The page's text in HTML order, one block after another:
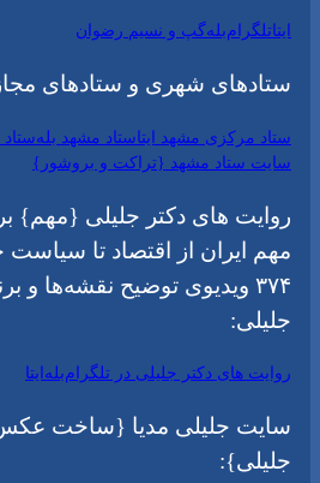
ایتاتلگرامبلهگپ و نسیم رضوان
ستادهای شهری و ستادهای
ستاد مرکزی مشهد ایتاستاد مشهد بله
سایت ستاد مشهد {تراکت و بروشور}
مهم ایران از اقتصاد تا
۳۷۴ ویدیوی توضیح نقشه‌ها و
جلیلی:
روایت های دکتر جلیلی در تلگرامبلهایتا
سایت جلیلی مدیا {ساخت عکس
جلیلی}: